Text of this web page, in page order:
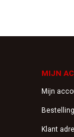
MIJN
Mijn
Klant